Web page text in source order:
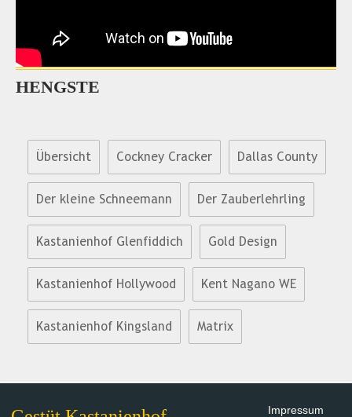
HENGSTE
Übersicht Cockney Cracker Dallas County
Der kleine Schneemann Der Zauberlehrling
Kastanienhof Glenfiddich Gold Design
Kastanienhof Hollywood Kent Nagano WE
Kastanienhof Kingsland Matrix
Impressum